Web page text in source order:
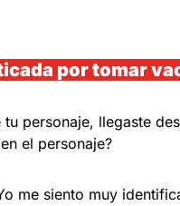
por tomar
tu personaje, llegaste
el personaje?
me siento muy